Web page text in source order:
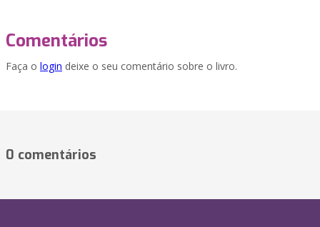
Comentários
Faça o login deixe o seu comentário sobre o livro.
0 comentários